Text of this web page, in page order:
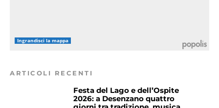
Ingrandisci la mappa
ARTICOLI RECENTI
Festa del Lago e dell’Ospite
2026: a Desenzano quattro